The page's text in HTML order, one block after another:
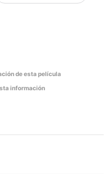
de esta película
información